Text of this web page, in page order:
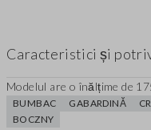
Caracteristici și
Modelul are o înălțime de
BUMBAC GABARDINĂ
BOCZNY